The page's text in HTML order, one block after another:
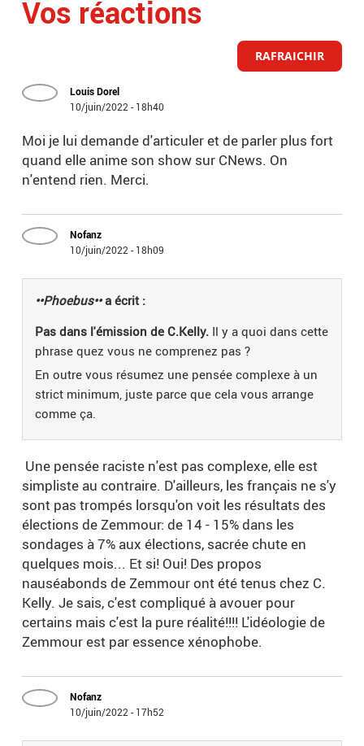
Vos réactions
RAFRAICHIR
Louis Dorel
10/juin/2022 - 18h40
Moi je lui demande d'articuler et de parler plus fort
quand elle anime son show sur CNews. On
n'entend rien. Merci.
Nofanz
10/juin/2022 - 18h09
••Phoebus••a écrit :
Pas dans l'émission de C.Kelly. Il y a quoi dans cette
phrase quez vous ne comprenez pas ?
En outre vous résumez une pensée complexe à un
strict minimum, juste parce que cela vous arrange
comme ça.
Une pensée raciste n'est pas complexe, elle est
simpliste au contraire. D'ailleurs, les français ne s'y
sont pas trompés lorsqu'on voit les résultats des
élections de Zemmour: de 14 - 15% dans les
sondages à 7% aux élections, sacrée chute en
quelques mois... Et si! Oui! Des propos
nauséabonds de Zemmour ont été tenus chez C.
Kelly. Je sais, c'est compliqué à avouer pour
certains mais c'est la pure réalité!!!! L'idéologie de
Zemmour est par essence xénophobe.
Nofanz
10/juin/2022 - 17h52